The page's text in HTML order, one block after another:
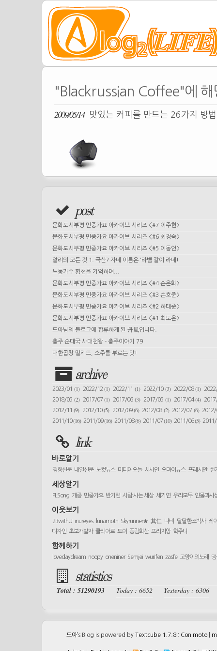
"Blackrussian Coffee"에 해
2009/05/14 맛있는 커피를 만드는 26가지 방
post
문화도시부평 민중가요 아카이브 시리즈 <#7 이주헌>
문화도시부평 민중가요 아카이브 시리즈 <#6 최경숙>
문화도시부평 민중가요 아카이브 시리즈 <#5 이동언>
알리의 모든 것 1. 국산? 자네 이름은 '라벨 갈이'라네!
노동가수 황현을 기억하며...
문화도시부평 민중가요 아카이브 시리즈 <#4 손은화>
문화도시부평 민중가요 아카이브 시리즈 <#3 손호준>
문화도시부평 민중가요 아카이브 시리즈 <#2 하태준>
문화도시부평 민중가요 아카이브 시리즈 <#1 최도은>
도아님의 블로그에 합류하게 된 丹風입니다.
충주 순대국 사대천왕 - 충주이야기 79
대한곱창 밀키트, 소주를 부르는 맛!
archive
2023/01 (1) 2022/12(1) 2022/11(1) 2022/10 (3) 2022/08(1)
2018/05 (2) 2017/07(1) 2017/06(3) 2017/05 (1) 2017/04(4)
2012/11(9) 2012/10(5) 2012/09(6) 2012/08 (2) 2012/07 (6)
2011/10(16) 2011/09(16) 2011/08(6) 2011/07(10) 2011/06(5)
link
바로알기
경향신문 내일신문 노컷뉴스 미디어오늘 시사인 오마이뉴스 프레시안 한
세상알기
PLSong 개종 민중가요 반기련 사람 사는 세상 세기연 우리모두 인물과사
이웃보기
2BwithU inureyes lunamoth Skyrunner★ 其仁 나비 달달한조박사 레
디자인 초보개발자 클리아르 토이 풍림화산 프리지앙 학주니
함께하기
lovedaydream noopy oneniner Semjei wurifen zasfe 고양이의노래
statistics
Total : 51290193 Today : 6652 Yesterday : 6306
도아’s Blog is powered by Textcube 1.7.8 : Con moto